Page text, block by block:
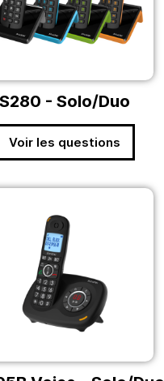
S280 - Solo/Duo
Voir les questions